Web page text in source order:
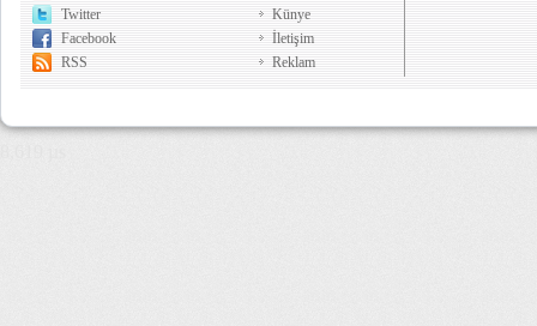
Twitter
Facebook
RSS
Künye
İletişim
Reklam